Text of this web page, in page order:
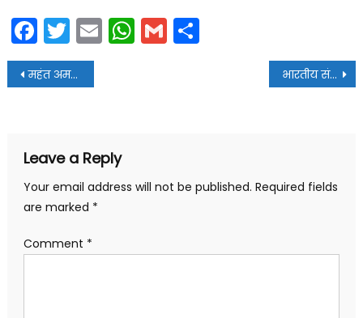
Facebook
Twitter
EmailWhatsApp
Gmail
Post
navigation
महंत अमनदीप सिंह बने प्रधानमंत्री जन कल्याणकारी योजना जागरूकता अभियान के प्रदेश अध्यक्ष भारतीय संस्कृति एवं सनातन धर्म के उत्थान के लिए श्री पंचायती अखाड़ा महानिर्वाणी की भ्रमणशील जमात रवाना
Leave a Reply
Your email address will not be published. Required fields
are marked *
Comment *